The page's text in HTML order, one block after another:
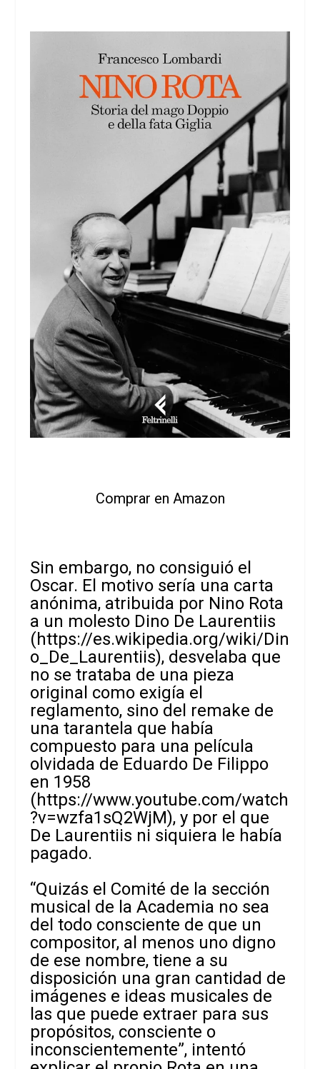
Comprar en Amazon
Sin embargo, no consiguió el
Oscar. El motivo sería una carta
anónima, atribuida por Nino Rota
a un molesto Dino De Laurentiis
(https://es.wikipedia.org/wiki/Din
o_De_Laurentiis), desvelaba que
no se trataba de una pieza
original como exigía el
reglamento, sino del remake de
una tarantela que había
compuesto para una película
olvidada de Eduardo De Filippo
en 1958
(https://www.youtube.com/watch
?v=wzfa1sQ2WjM), y por el que
De Laurentiis ni siquiera le había
pagado.
“Quizás el Comité de la sección
musical de la Academia no sea
del todo consciente de que un
compositor, al menos uno digno
de ese nombre, tiene a su
disposición una gran cantidad de
imágenes e ideas musicales de
las que puede extraer para sus
propósitos, consciente o
inconscientemente”, intentó